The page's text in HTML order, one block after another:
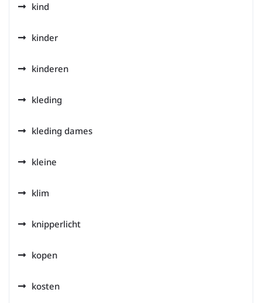
kind
kinder
kinderen
kleding
kleding dames
kleine
klim
knipperlicht
kopen
kosten